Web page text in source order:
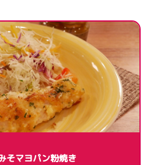
そマヨパン粉焼き